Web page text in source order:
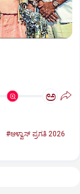
ಅ
#ಆಳ್ವಾಸ್‌ ಪ್ರಗತಿ 2026